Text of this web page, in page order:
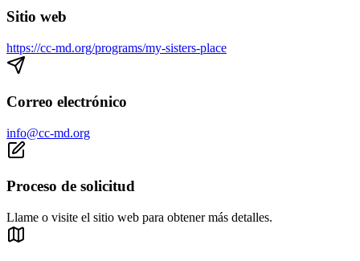
Sitio web
https://cc-md.org/programs/my-sisters-place
Correo electrónico
info@cc-md.org
Proceso de solicitud
Llame o visite el sitio web para obtener más detalles.